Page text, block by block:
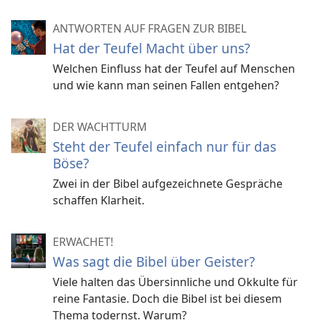
ANTWORTEN AUF FRAGEN ZUR BIBEL
Hat der Teufel Macht über uns?
Welchen Einfluss hat der Teufel auf Menschen
und wie kann man seinen Fallen entgehen?
DER WACHTTURM
Steht der Teufel einfach nur für das
Böse?
Zwei in der Bibel aufgezeichnete Gespräche
schaffen Klarheit.
ERWACHET!
Was sagt die Bibel über Geister?
Viele halten das Übersinnliche und Okkulte für
reine Fantasie. Doch die Bibel ist bei diesem
Thema todernst. Warum?